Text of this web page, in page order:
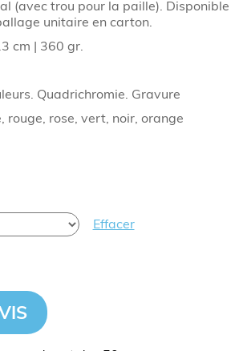
(avec trou pour la paille). Disponible
unitaire en carton.
cm | 360 gr.
Quadrichromie. Gravure
rouge, rose, vert, noir, orange
Effacer